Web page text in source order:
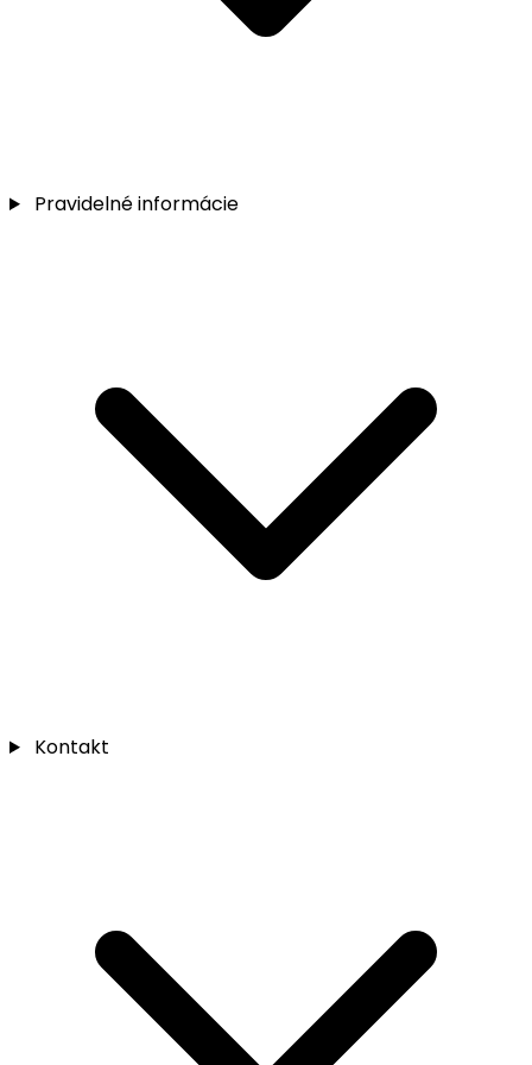
Pravidelné informácie
Kontakt